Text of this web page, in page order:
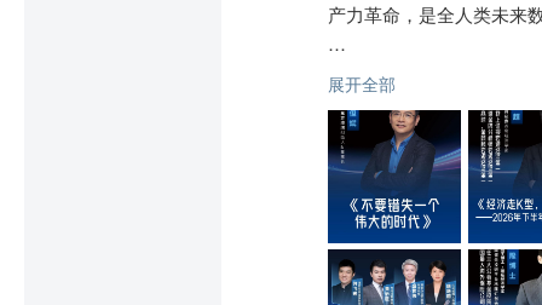
产力革命，是全人类未来
一代人有一代人的磨难，
很多人感慨，AI的门槛
技术的鸿沟绝非朝夕可越
难道普通人就只能站在
绝不是。
展开全部